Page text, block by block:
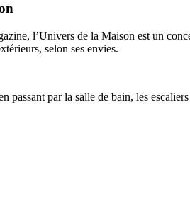
l’Univers de la Maison est un
selon ses envies.
passant par la salle de bain, les